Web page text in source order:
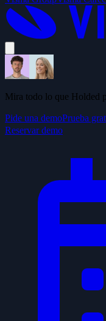
Mira todo lo que Holded
Pide una demoPrueba
Reservar demo